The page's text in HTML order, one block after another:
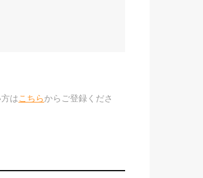
はこちらからご登録くださ